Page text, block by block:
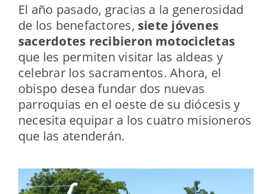
El año pasado, gracias a la generosidad
de los benefactores, siete jóvenes
sacerdotes recibieron motocicletas
que les permiten visitar las aldeas y
celebrar los sacramentos. Ahora, el
obispo desea fundar dos nuevas
parroquias en el oeste de su diócesis y
necesita equipar a los cuatro misioneros
que las atenderán.